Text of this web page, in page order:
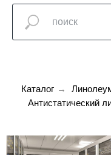
Каталог →
Антистатический